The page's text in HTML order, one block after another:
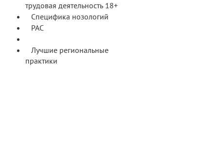
трудовая деятельность 18+
Специфика нозологий
РАС
Лучшие региональные
практики